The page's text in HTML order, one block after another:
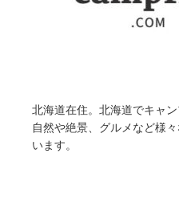
北海道在住。北海道でキャ
自然や絶景、グルメなど様
います。